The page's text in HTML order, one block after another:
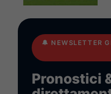
🔔 NEWSLETTER
Pronostici